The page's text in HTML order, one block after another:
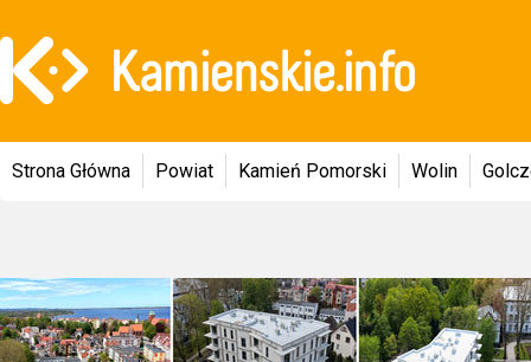
Strona Główna Powiat Kamień Pomorski Wolin